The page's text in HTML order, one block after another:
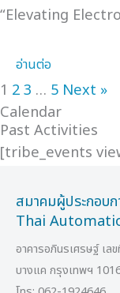
“Elevating
อ่านต่อ
1 23 … 5 Next »
Calendar
Past Activities
[tribe_events
สมาคมผู้ประกอบ
Thai
อาคารอภินรเศรษฐ์ เล
บางแค กรุงเทพฯ